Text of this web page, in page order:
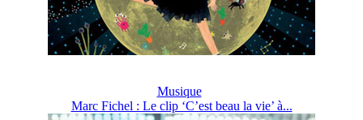
Musique
Marc Fichel : Le clip ‘C’est beau la vie’ à...